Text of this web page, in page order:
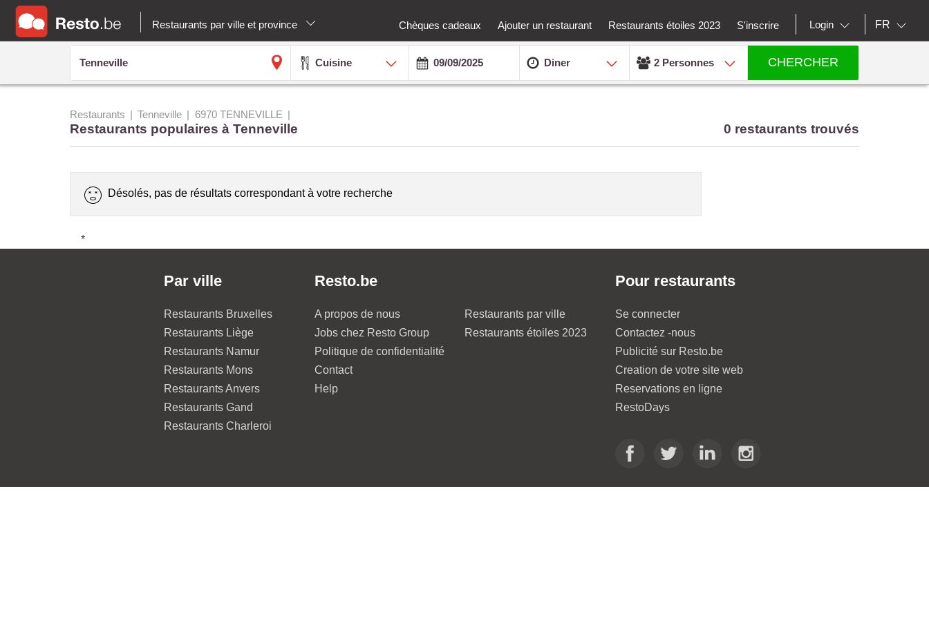
Restaurants par ville et province Chèques cadeaux Ajouter un restaurant Restaurants étoiles 2023 S'inscrire Login FR
Cuisine Diner 2 Personnes CHERCHER
Restaurants Tenneville 6970 TENNEVILLE
Restaurants populaires à Tenneville 0 restaurants trouvés
Désolés, pas de résultats correspondant à votre recherche
*
Par ville
Restaurants Bruxelles
Restaurants Liège
Restaurants Namur
Restaurants Mons
Restaurants Anvers
Restaurants Gand
Restaurants Charleroi
Resto.be
A propos de nous
Jobs chez Resto Group
Politique de confidentialité
Contact
Help
Restaurants par ville
Restaurants étoiles 2023
Pour restaurants
Se connecter
Contactez -nous
Publicité sur Resto.be
Creation de votre site web
Reservations en ligne
RestoDays